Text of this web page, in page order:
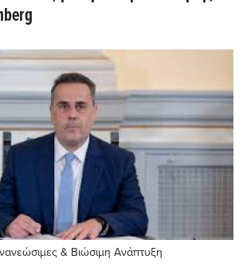
& Βιώσιμη Ανάπτυξη